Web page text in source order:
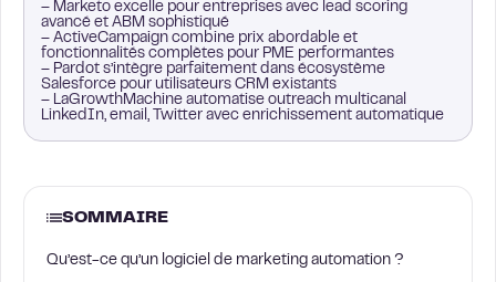
– Marketo excelle pour entreprises avec lead scoring
avancé et ABM sophistiqué
– ActiveCampaign combine prix abordable et
fonctionnalités complètes pour PME performantes
– Pardot s’intègre parfaitement dans écosystème
Salesforce pour utilisateurs CRM existants
– LaGrowthMachine automatise outreach multicanal
LinkedIn, email, Twitter avec enrichissement automatique
SOMMAIRE
Qu’est-ce qu’un logiciel de marketing automation ?